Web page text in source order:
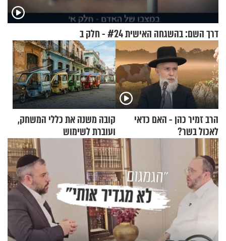
דרך השם: בהשגחה האישית #24 - חלק ב
הרב זמיר כהן - האם כדאי
לאכול בשר?
קובה משנה את כללי המשחק,
ועוברת לשימוש
בתלת־אופנועים סולאריים